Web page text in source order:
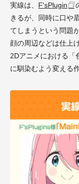
実線は、 F'sPlugin
きるが、同時に口や
てしまうという問題
顔の周辺などは仕上
2Dアニメにおける「
に馴染むよう変える